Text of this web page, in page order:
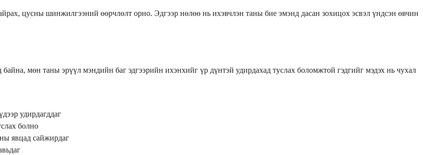
цусны шинжилгээний өөрчлөлт орно. Эдгээр нөлөө нь ихэвчлэн таны бие эмэнд дасан зохицох эсвэл үндсэн өвчин
мөн таны эрүүл мэндийн баг эдгээрийн ихэнхийг үр дүнтэй удирдахад туслах боломжтой гэдгийг мэдэх нь чухал
удирдагддаг
болно
явцад сайжирдаг